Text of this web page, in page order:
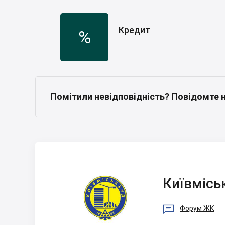
% Кредит
Помітили невідповідність? Повідомте
 Форум ЖК